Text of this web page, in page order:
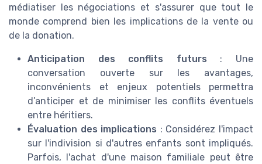
médiatiser les négociations et s'assurer que tout le
monde comprend bien les implications de la vente ou
de la donation.
Anticipation des conflits futurs : Une
conversation ouverte sur les avantages,
inconvénients et enjeux potentiels permettra
d’anticiper et de minimiser les conflits éventuels
entre héritiers.
Évaluation des implications : Considérez l'impact
sur l'indivision si d'autres enfants sont impliqués.
Parfois, l'achat d'une maison familiale peut être